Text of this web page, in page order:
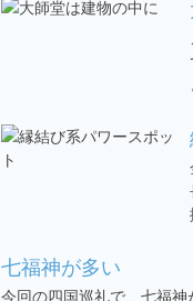
七福神が多い
今回の四国巡礼で、七福神